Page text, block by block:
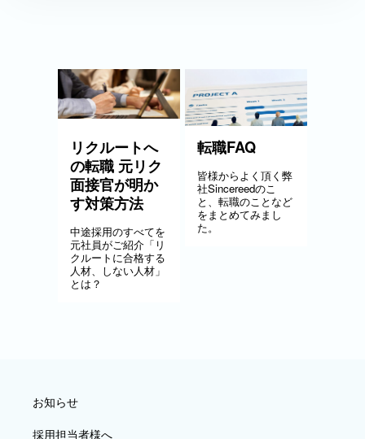
リクルートへ
の転職 元リク
面接官が明か
す対策方法
中途採用のすべてを
元社員がご紹介「リ
クルートに合格する
人材、しない人材」
とは？
転職FAQ
皆様からよく頂く弊
社Sincereedのこ
と、転職のことなど
をまとめてみまし
た。
お知らせ
採用担当者様へ